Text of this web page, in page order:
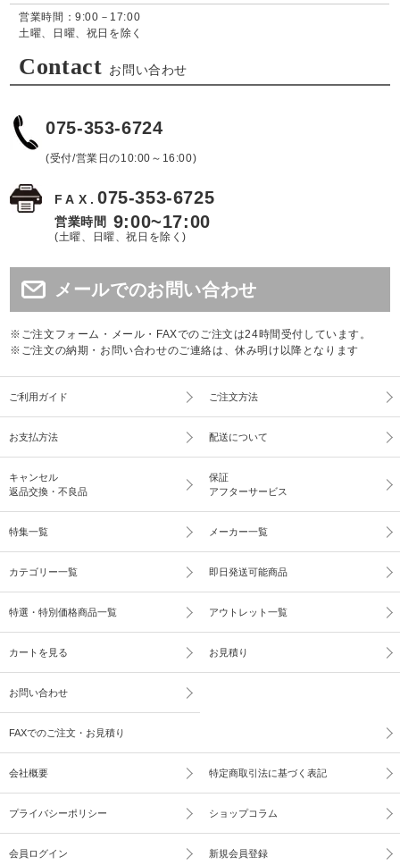
営業時間：9:00－17:00
土曜、日曜、祝日を除く
Contact お問い合わせ
075-353-6724
(受付/営業日の10:00～16:00)
FAX.075-353-6725
営業時間 9:00~17:00
(土曜、日曜、祝日を除く)
メールでのお問い合わせ
※ご注文フォーム・メール・FAXでのご注文は24時間受付しています。
※ご注文の納期・お問い合わせのご連絡は、休み明け以降となります
ご利用ガイド ご注文方法
お支払方法 配送について
キャンセル
返品交換・不良品
保証
アフターサービス
特集一覧 メーカー一覧
カテゴリー一覧 即日発送可能商品
特選・特別価格商品一覧 アウトレット一覧
カートを見る お見積り
お問い合わせ
FAXでのご注文・お見積り
会社概要 特定商取引法に基づく表記
プライバシーポリシー ショップコラム
会員ログイン 新規会員登録